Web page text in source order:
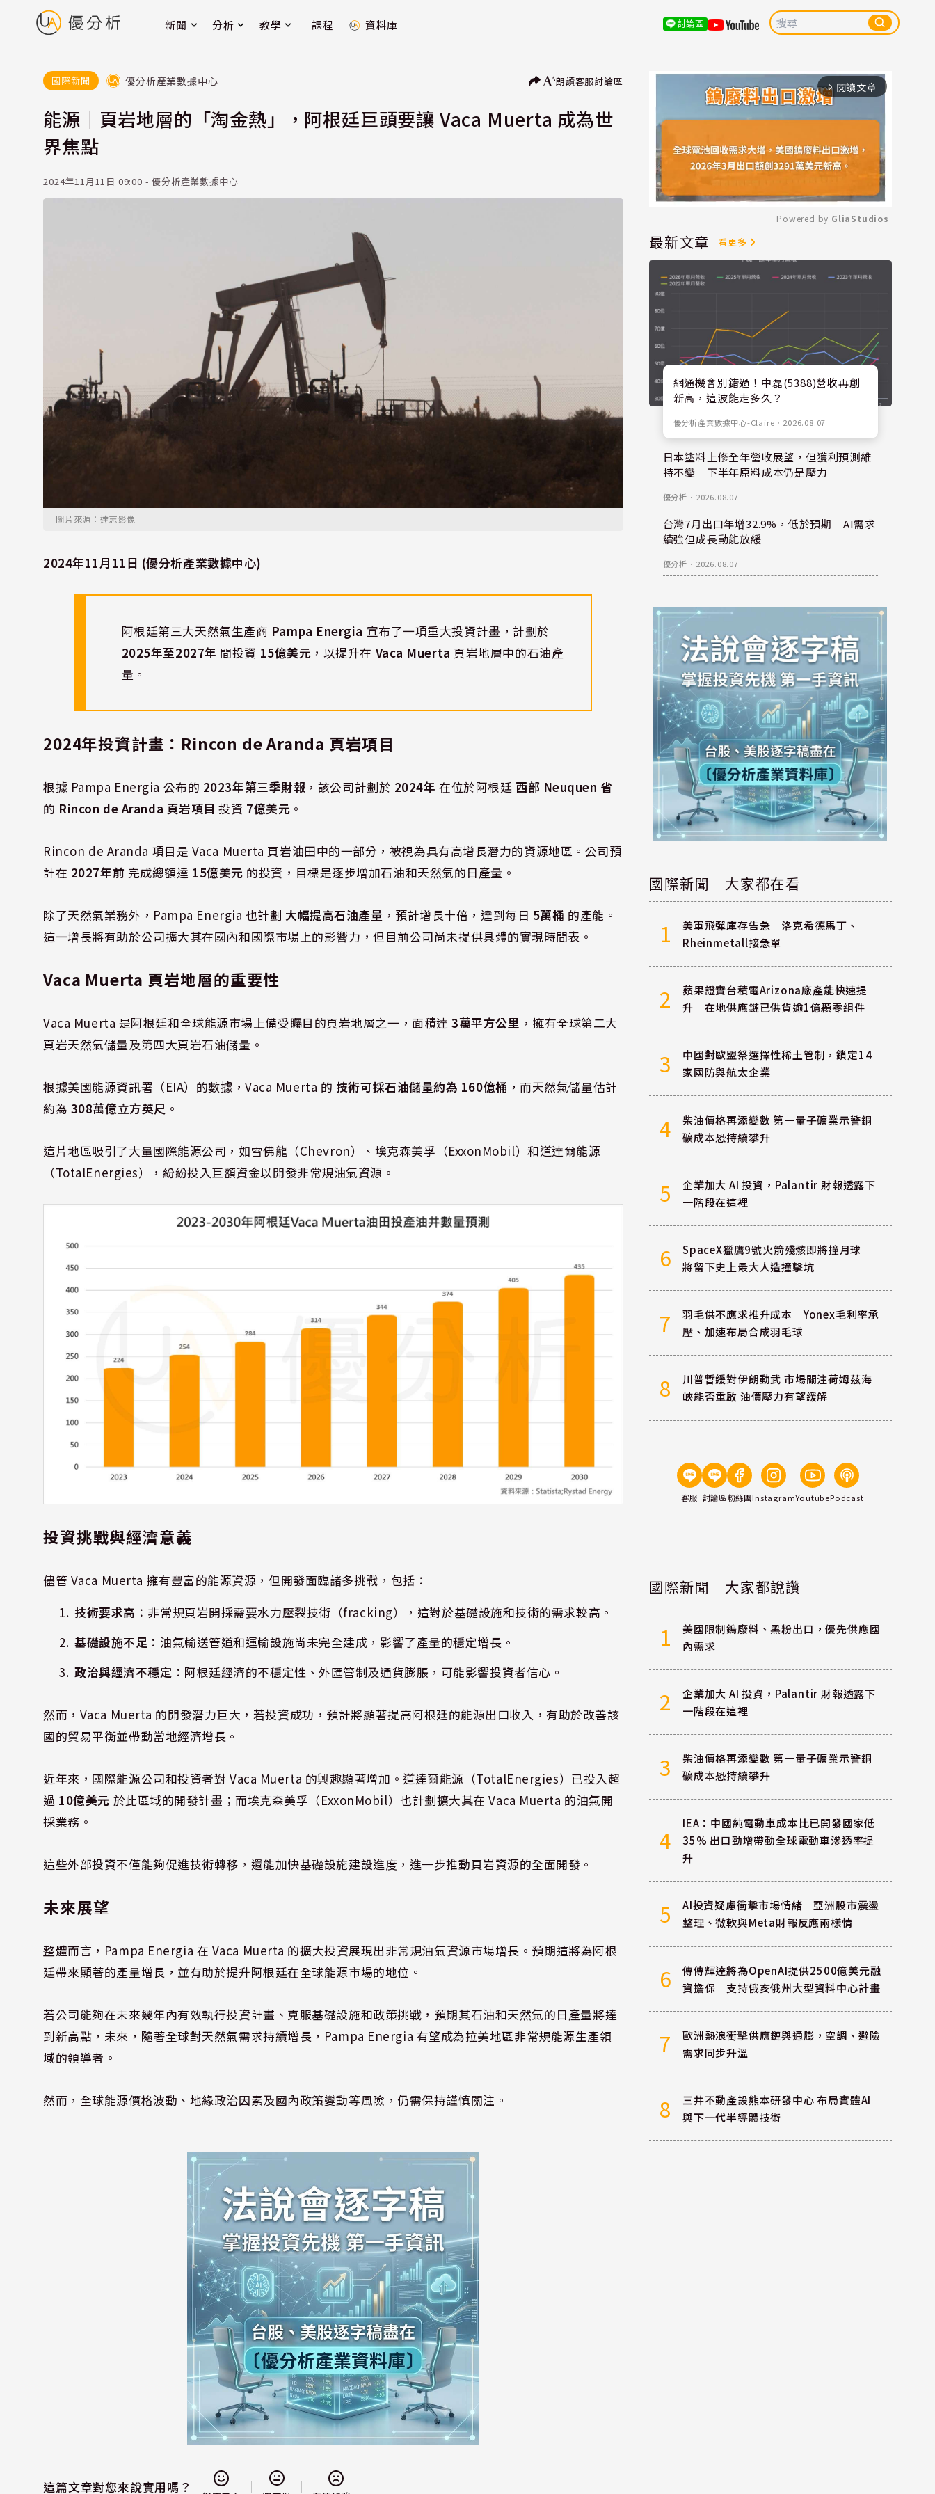
新聞 分析 教學 課程 資料庫 討論區
國際新聞 優分析產業數據中心 朗讀客服討論區
能源｜頁岩地層的「淘金熱」，阿根廷巨頭要讓 Vaca Muerta 成為世
界焦點
2024年11月11日 09:00 - 優分析產業數據中心
圖片來源：達志影像
2024年11月11日 (優分析產業數據中心)
阿根廷第三大天然氣生產商 Pampa Energia 宣布了一項重大投資計畫，計劃於
2025年至2027年 間投資 15億美元 ，以提升在 Vaca Muerta 頁岩地層中的石油產
量。
2024年投資計畫：Rincon de Aranda 頁岩項目
根據 Pampa Energia 公布的 2023年第三季財報 ，該公司計劃於 2024年 在位於阿根廷 西部 Neuquen 省
的 Rincon de Aranda 頁岩項目 投資 7億美元 。
Rincon de Aranda 項目是 Vaca Muerta 頁岩油田中的一部分，被視為具有高增長潛力的資源地區。公司預
計在 2027年前 完成總額達 15億美元 的投資，目標是逐步增加石油和天然氣的日產量。
除了天然氣業務外，Pampa Energia 也計劃 大幅提高石油產量 ，預計增長十倍，達到每日 5萬桶 的產能。
這一增長將有助於公司擴大其在國內和國際市場上的影響力，但目前公司尚未提供具體的實現時間表。
Vaca Muerta 頁岩地層的重要性
Vaca Muerta 是阿根廷和全球能源市場上備受矚目的頁岩地層之一，面積達3萬平方公里 ，擁有全球第二大
頁岩天然氣儲量及第四大頁岩石油儲量。
根據美國能源資訊署（EIA）的數據，Vaca Muerta 的 技術可採石油儲量約為 160億桶 ，而天然氣儲量估計
約為 308萬億立方英尺 。
這片地區吸引了大量國際能源公司，如雪佛龍（Chevron）、埃克森美孚（ExxonMobil）和道達爾能源
（TotalEnergies），紛紛投入巨額資金以開發非常規油氣資源。
投資挑戰與經濟意義
儘管 Vaca Muerta 擁有豐富的能源資源，但開發面臨諸多挑戰，包括：
技術要求高 ：非常規頁岩開採需要水力壓裂技術（fracking），這對於基礎設施和技術的需求較高。
基礎設施不足 ：油氣輸送管道和運輸設施尚未完全建成，影響了產量的穩定增長。
政治與經濟不穩定 ：阿根廷經濟的不穩定性、外匯管制及通貨膨脹，可能影響投資者信心。
然而，Vaca Muerta 的開發潛力巨大，若投資成功，預計將顯著提高阿根廷的能源出口收入，有助於改善該
國的貿易平衡並帶動當地經濟增長。
近年來，國際能源公司和投資者對 Vaca Muerta 的興趣顯著增加。道達爾能源（TotalEnergies）已投入超
過 10億美元 於此區域的開發計畫；而埃克森美孚（ExxonMobil）也計劃擴大其在 Vaca Muerta 的油氣開
採業務。
這些外部投資不僅能夠促進技術轉移，還能加快基礎設施建設進度，進一步推動頁岩資源的全面開發。
未來展望
整體而言，Pampa Energia 在 Vaca Muerta 的擴大投資展現出非常規油氣資源市場增長。預期這將為阿根
廷帶來顯著的產量增長，並有助於提升阿根廷在全球能源市場的地位。
若公司能夠在未來幾年內有效執行投資計畫、克服基礎設施和政策挑戰，預期其石油和天然氣的日產量將達
到新高點，未來，隨著全球對天然氣需求持續增長，Pampa Energia 有望成為拉美地區非常規能源生產領
域的領導者。
然而，全球能源價格波動、地緣政治因素及國內政策變動等風險，仍需保持謹慎關注。
這篇文章對您來說實用嗎？
arrow_forward_ios 閱讀文章
Mute
Powered by GliaStudios
最新文章 看更多
網通機會別錯過！中磊(5388)營收再創
新高，這波能走多久？
優分析產業數據中心-Claire ． 2026.08.07
日本塗料上修全年營收展望，但獲利預測維
持不變 下半年原料成本仍是壓力
優分析 ． 2026.08.07
台灣7月出口年增32.9%，低於預期 AI需求
續強但成長動能放緩
優分析 ． 2026.08.07
國際新聞｜大家都在看
1
美軍飛彈庫存告急 洛克希德馬丁、
Rheinmetall接急單
2
蘋果證實台積電Arizona廠產能快速提
升 在地供應鏈已供貨逾1億顆零組件
3
中國對歐盟祭選擇性稀土管制，鎖定14
家國防與航太企業
4
柴油價格再添變數 第一量子礦業示警銅
礦成本恐持續攀升
5
企業加大 AI 投資，Palantir 財報透露下
一階段在這裡
6
SpaceX獵鷹9號火箭殘骸即將撞月球
將留下史上最大人造撞擊坑
7
羽毛供不應求推升成本 Yonex毛利率承
壓、加速布局合成羽毛球
8
川普暫緩對伊朗動武 市場關注荷姆茲海
峽能否重啟 油價壓力有望緩解
客服 討論區粉絲團InstagramYoutubePodcast
國際新聞｜大家都說讚
1
美國限制鎢廢料、黑粉出口，優先供應國
內需求
2
企業加大 AI 投資，Palantir 財報透露下
一階段在這裡
3
柴油價格再添變數 第一量子礦業示警銅
礦成本恐持續攀升
4
IEA：中國純電動車成本比已開發國家低
35% 出口勁增帶動全球電動車滲透率提
升
5
AI投資疑慮衝擊市場情緒 亞洲股市震盪
整理、微軟與Meta財報反應兩樣情
6
傳傳輝達將為OpenAI提供2500億美元融
資擔保 支持俄亥俄州大型資料中心計畫
7
歐洲熱浪衝擊供應鏈與通膨，空調、避險
需求同步升溫
8
三井不動產設熊本研發中心 布局實體AI
與下一代半導體技術